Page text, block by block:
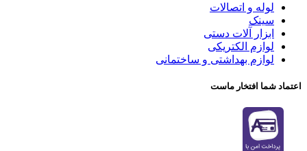
لوله و اتصالات
سینک
ابزار آلات دستی
لوازم الکتریکی
لوازم بهداشتی و ساختمانی
اعتماد شما افتخار ماست